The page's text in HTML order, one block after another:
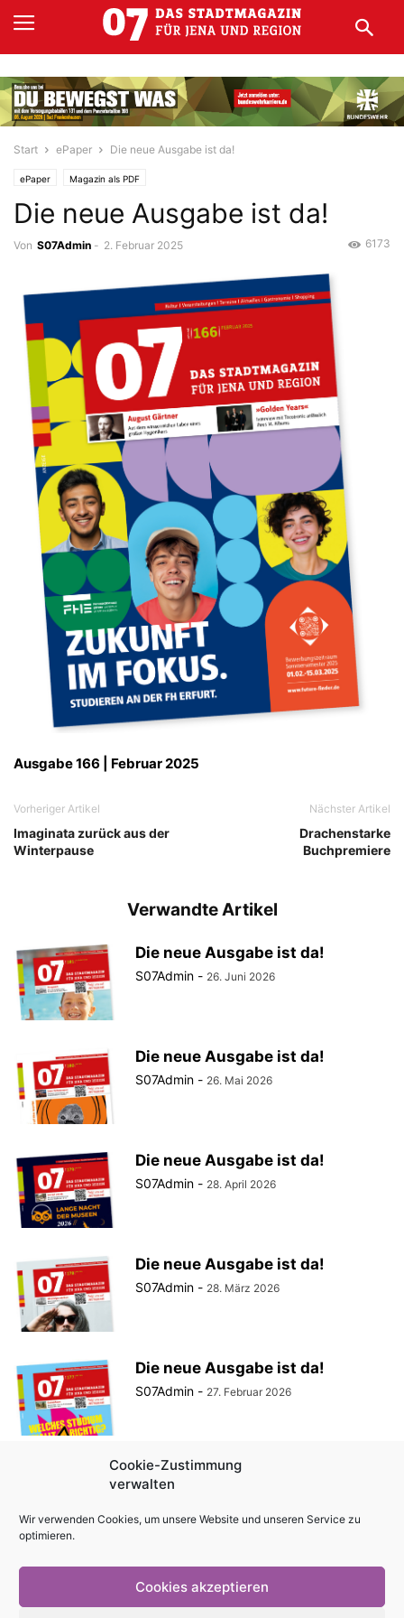
Cookie-Zustimmung
verwalten
Wir verwenden Cookies, um unsere Website und unseren Service zu
optimieren.
Cookies akzeptieren
Start ePaper Die neue Ausgabe ist da!
ePaper Magazin als PDF
Die neue Ausgabe ist da!
Von S07Admin - 2. Februar 2025 6173
Ausgabe 166 | Februar 2025
Vorheriger Artikel
Imaginata zurück aus der
Winterpause
Nächster Artikel
Drachenstarke
Buchpremiere
Verwandte Artikel
Die neue Ausgabe ist da!
S07Admin - 26. Juni 2026
Die neue Ausgabe ist da!
S07Admin - 26. Mai 2026
Die neue Ausgabe ist da!
S07Admin - 28. April 2026
Die neue Ausgabe ist da!
S07Admin - 28. März 2026
Die neue Ausgabe ist da!
S07Admin - 27. Februar 2026
Die neue Ausgabe ist da!
S07Admin
Impressum Kontakt Magazin als PDF Mediadaten